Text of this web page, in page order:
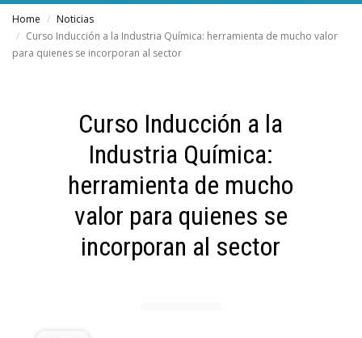
Home
Noticias
Curso Inducción a la Industria Química: herramienta de mucho valor
para quienes se incorporan al sector
Curso Inducción a la
Industria Química:
herramienta de mucho
valor para quienes se
incorporan al sector